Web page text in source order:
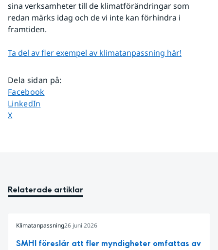
sina verksamheter till de klimatförändringar som
redan märks idag och de vi inte kan förhindra i
framtiden.
Ta del av fler exempel av klimatanpassning här!
Dela sidan på:
Dela sidan på
Facebook
Dela sidan på
LinkedIn
Dela sidan på
X
Relaterade artiklar
Klimatanpassning26 juni 2026
SMHI föreslår att fler myndigheter omfattas av